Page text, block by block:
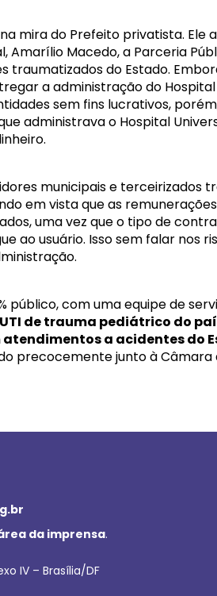
na mira do Prefeito privatista.
Amarílio Macedo, a Parceria
do Estado.
a administração do
sem fins lucrativos,
administrava o Hospital
municipais e
em vista que as
uma vez que o tipo de
ao usuário. Isso sem falar nos
público, com uma equipe de
de trauma pediátrico do
a acidentes do
precocemente junto à Câmara
da imprensa.
IV – Brasília/DF